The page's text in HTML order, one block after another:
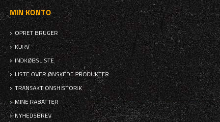
MIN KONTO
OPRET BRUGER
KURV
INDKØBSLISTE
LISTE OVER ØNSKEDE PRODUKTER
TRANSAKTIONSHISTORIK
MINE RABATTER
NYHEDSBREV